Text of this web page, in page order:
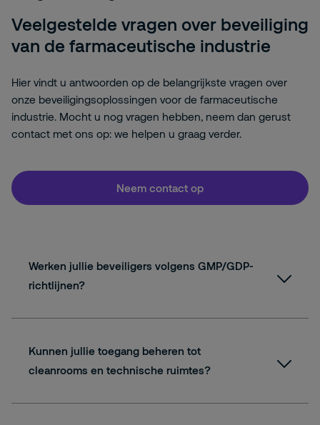
Veelgestelde vragen over beveiliging
van de farmaceutische industrie
Hier vindt u antwoorden op de belangrijkste vragen over
onze beveiligingsoplossingen voor de farmaceutische
industrie. Mocht u nog vragen hebben, neem dan gerust
contact met ons op: we helpen u graag verder.
Neem contact op
Werken jullie beveiligers volgens GMP/GDP-
richtlijnen?
Kunnen jullie toegang beheren tot
cleanrooms en technische ruimtes?